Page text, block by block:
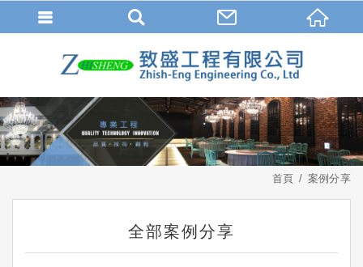
首頁 案例分享
全部案例分享